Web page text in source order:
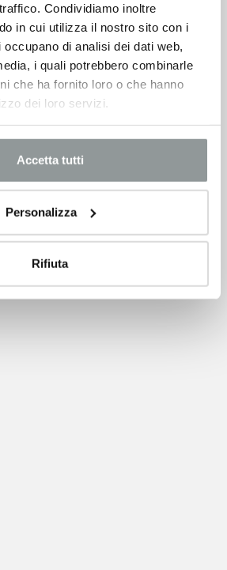
Condividiamo inoltre
in cui utilizza il nostro sito con i
di analisi dei dati web,
i quali potrebbero combinarle
che ha fornito loro o che hanno
dei loro servizi.
Accetta tutti
Personalizza
Rifiuta
VEDI SCHEDA